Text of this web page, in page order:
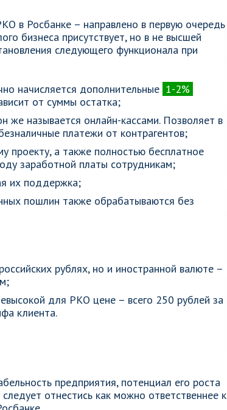
в Росбанке – направлено в первую очередь
бизнеса присутствует, но в не высшей
следующего функционала при
начисляется дополнительные 1-2%
от суммы остатка;
же называется онлайн-кассами. Позволяет в
платежи от контрагентов;
проекту, а также полностью бесплатное
заработной платы сотрудникам;
их поддержка;
пошлин также обрабатываются без
рублях, но и иностранной валюте –
для РКО цене – всего 250 рублей за
клиента.
предприятия, потенциал его роста
отнестись как можно ответственнее к